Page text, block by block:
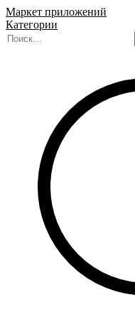
Маркет приложений
Категории